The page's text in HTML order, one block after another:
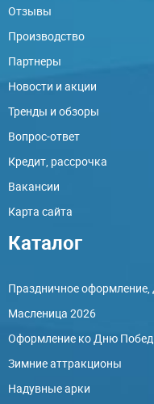
Отзывы
Производство
Партнеры
Новости и акции
Тренды и обзоры
Вопрос-ответ
Кредит, рассрочка
Вакансии
Карта сайта
Каталог
Праздничное оформление,
Масленица 2026
Оформление ко Дню
Зимние аттракционы
Надувные арки